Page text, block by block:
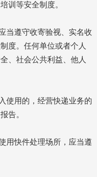
训等安全制度。
当遵守收寄验视、实名收
度。任何单位或者个人
、社会公共利益、他人
使用的，经营快递业务的
告。
用快件处理场所，应当遵